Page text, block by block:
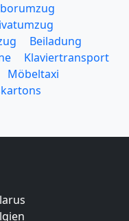
Beiladung
Klaviertransport
Möbeltaxi